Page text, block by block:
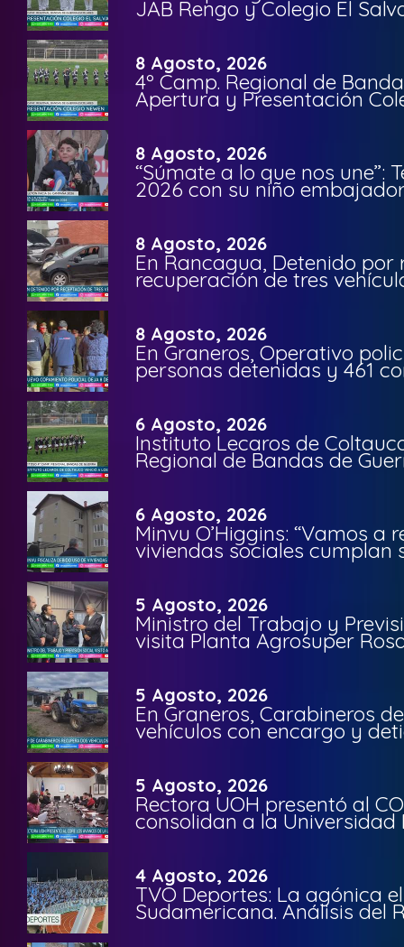
JAB Rengo y Colegio El
8 Agosto, 2026
4º Camp. Regional de
Apertura y Presentación
8 Agosto, 2026
“Súmate a lo que nos une”:
2026 con su niño
8 Agosto, 2026
En Rancagua, Detenido por
recuperación de tres
8 Agosto, 2026
En Graneros, Operativo
personas detenidas y 461
6 Agosto, 2026
Instituto Lecaros de
Regional de Bandas de
6 Agosto, 2026
Minvu O’Higgins: “Vamos a
viviendas sociales cumplan
5 Agosto, 2026
Ministro del Trabajo y
visita Planta Agrosuper
5 Agosto, 2026
En Graneros, Carabineros
vehículos con encargo y
5 Agosto, 2026
Rectora UOH presentó al
consolidan a la Universidad
4 Agosto, 2026
TVO Deportes: La agónica
Sudamericana. Análisis del